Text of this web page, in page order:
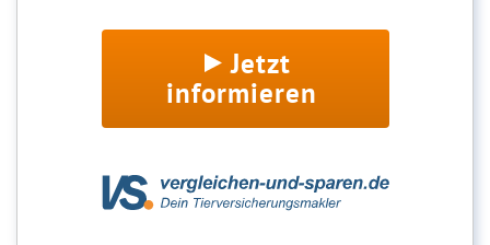
Jetzt
informieren